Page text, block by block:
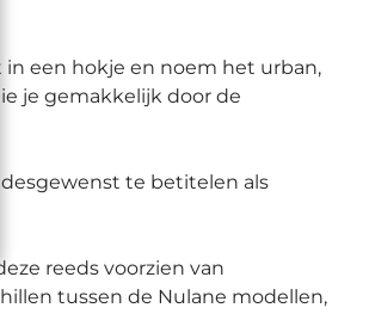
een hokje en noem het urban,
je gemakkelijk door de
te betitelen als
reeds voorzien van
tussen de Nulane modellen,